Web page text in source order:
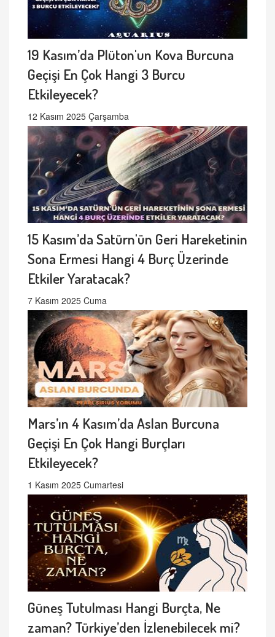
19 Kasım’da Plüton'un Kova Burcuna
Geçişi En Çok Hangi 3 Burcu
Etkileyecek?
12 Kasım 2025 Çarşamba
15 Kasım’da Satürn'ün Geri Hareketinin
Sona Ermesi Hangi 4 Burç Üzerinde
Etkiler Yaratacak?
7 Kasım 2025 Cuma
Mars’ın 4 Kasım’da Aslan Burcuna
Geçişi En Çok Hangi Burçları
Etkileyecek?
1 Kasım 2025 Cumartesi
Güneş Tutulması Hangi Burçta, Ne
zaman? Türkiye’den İzlenebilecek mi?